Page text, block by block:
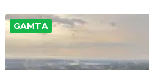
GAMTA